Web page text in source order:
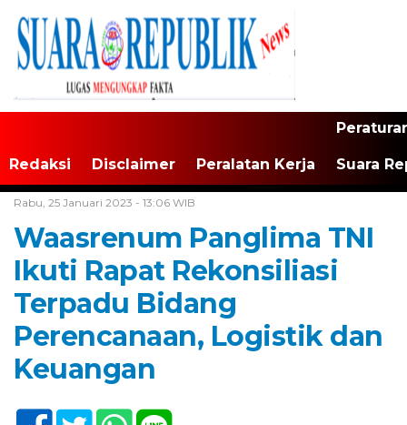
Redaksi Disclaimer Peralatan Kerja Suara
Rabu, 25 Januari 2023 - 13:06 WIB
Waasrenum Panglima TNI
Ikuti Rapat Rekonsiliasi
Terpadu Bidang
Perencanaan, Logistik dan
Keuangan